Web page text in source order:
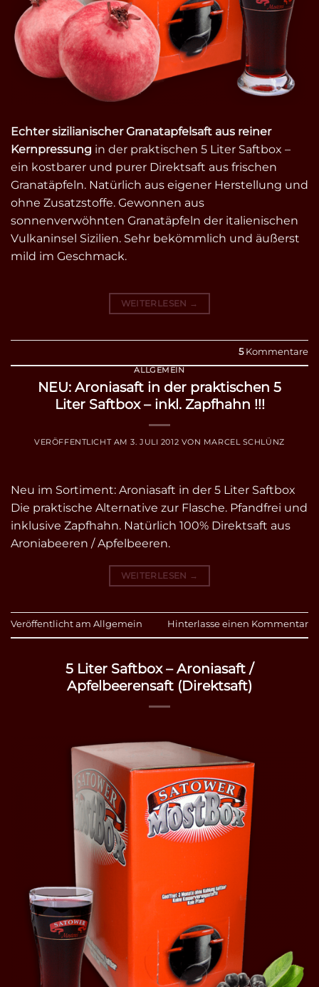
Echter sizilianischer Granatapfelsaft aus reiner
Kernpressung in der praktischen 5 Liter Saftbox –
ein kostbarer und purer Direktsaft aus frischen
Granatäpfeln. Natürlich aus eigener Herstellung und
ohne Zusatzstoffe. Gewonnen aus
sonnenverwöhnten Granatäpfeln der italienischen
Vulkaninsel Sizilien. Sehr bekömmlich und äußerst
mild im Geschmack.
WEITERLESEN →
5Kommentare
ALLGEMEIN
NEU: Aroniasaft in der praktischen 5
Liter Saftbox – inkl. Zapfhahn !!!
VERÖFFENTLICHT AM3. JULI 2012 VON MARCEL SCHLÜNZ
Neu im Sortiment: Aroniasaft in der 5 Liter Saftbox
Die praktische Alternative zur Flasche. Pfandfrei und
inklusive Zapfhahn. Natürlich 100% Direktsaft aus
Aroniabeeren / Apfelbeeren.
WEITERLESEN →
Veröffentlicht am Allgemein Hinterlasse einen Kommentar
5 Liter Saftbox – Aroniasaft /
Apfelbeerensaft (Direktsaft)